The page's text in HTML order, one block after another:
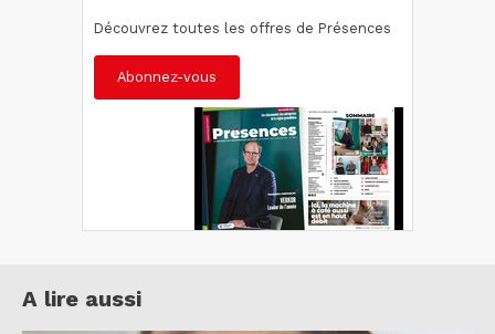
Découvrez toutes les offres de Présences
Abonnez-vous
A lire aussi